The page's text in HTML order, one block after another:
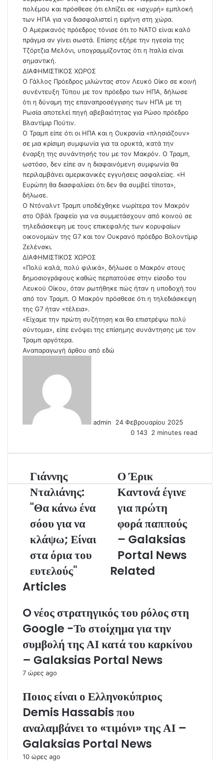
πολέμου και πρόσθεσε ότι ελπίζει σε «ισχυρή» εμπλοκή
των ΗΠΑ για να διασφαλιστεί η ειρήνη στη χώρα.
Ο Αμερικανός πρόεδρος τόνισε ότι το ΝΑΤΟ είναι καλό
πράγμα αν γίνει σωστά. Επίσης εξήρε την ηγεσία της
Τζόρτζια Μελόνι, υπογραμμίζοντας ότι η Ιταλία είναι
σημαντική.
ΔΙΑΦΗΜΙΣΤΙΚΟΣ ΧΩΡΟΣ
Ο Γάλλος Πρόεδρος μιλώντας στον Λευκό Οίκο σε κοινή
συνέντευξη Τύπου με τον πρόεδρο των ΗΠΑ, δήλωσε
ότι η δύναμη της επαναπροσέγγισης των ΗΠΑ με τη
Ρωσία αποτελεί πηγή αβεβαιότητας για Ρώσο πρόεδρο
Βλαντίμιρ Πούτιν.
Ο Τραμπ είπε ότι οι ΗΠΑ και η Ουκρανία «πλησιάζουν»
σε μια κρίσιμη συμφωνία για τα ορυκτά, κατά την
έναρξη της συνάντησής του με τον Μακρόν. Ο Τραμπ,
ωστόσο, δεν είπε αν η διαφαινόμενη συμφωνία θα
περιλαμβάνει αμερικανικές εγγυήσεις ασφαλείας. «Η
Ευρώπη θα διασφαλίσει ότι δεν θα συμβεί τίποτα»,
δήλωσε.
O Ντόναλντ Τραμπ υποδέχθηκε νωρίτερα τον Μακρόν
στο Οβάλ Γραφείο για να συμμετάσχουν από κοινού σε
τηλεδιάσκεψη με τους επικεφαλής των κορυφαίων
οικονομιών της G7 και τον Ουκρανό πρόεδρο Βολοντίμιρ
Ζελένσκι.
ΔΙΑΦΗΜΙΣΤΙΚΟΣ ΧΩΡΟΣ
«Πολύ καλά, πολύ φιλικά», δήλωσε ο Μακρόν στους
δημοσιογράφους καθώς περπατούσε στην είσοδο του
Λευκού Οίκου, όταν ρωτήθηκε πώς ήταν η υποδοχή του
από τον Τραμπ. Ο Μακρόν πρόσθεσε ότι η τηλεδιάσκεψη
της G7 ήταν «τέλεια».
«Είχαμε την πρώτη συζήτηση και θα επιστρέψω πολύ
σύντομα», είπε ενόψει της επίσημης συνάντησης με τον
Τραμπ αργότερα.
Αναπαραγωγή άρθου από εδώ
admin
e
i
24 Φεβρουαρίου 2025
0 143 2 minutes read
Γιάννης
Νταλιάνης:
"Θα κάνω ένα
σόου για να
κλάψω; Είναι
στα όρια του
ευτελούς"
Ο Έρικ
Καντονά έγινε
για πρώτη
φορά παππούς
– Galaksias
Portal News
Related
Articles
O νέος στρατηγικός του ρόλος στη
Google -Το στοίχημα για την
συμβολή της ΑΙ κατά του καρκίνου
– Galaksias Portal News
7 ώρες ago
Ποιος είναι ο Ελληνοκύπριος
Demis Hassabis που
αναλαμβάνει το «τιμόνι» της ΑΙ –
Galaksias Portal News
10 ώρες ago